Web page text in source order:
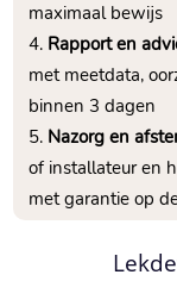
maximaal bewijs
Rapport en
met meetdata,
binnen 3 dagen
Nazorg en
of installateur en
met garantie op